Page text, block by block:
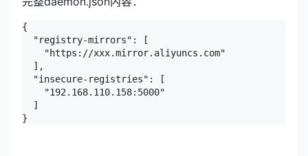
{
  "registry-mirrors": [
    "https://xxx.mirror.aliyuncs.com"
  ],
  "insecure-registries": [
    "192.168.110.158:5000"
  ]
}